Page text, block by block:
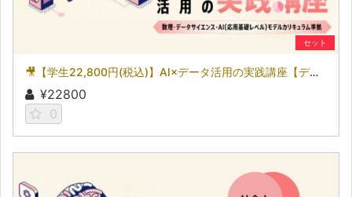
セット
🎥【学生22,800円(税込)】AI×データ活用の実践講座【データサイエンス基礎編】〜数理・データサイエンス・AI（応用基礎レベル）モデルカリキュラム準拠〜［京都大学データサイエンス講座］（2026）
¥22800
0